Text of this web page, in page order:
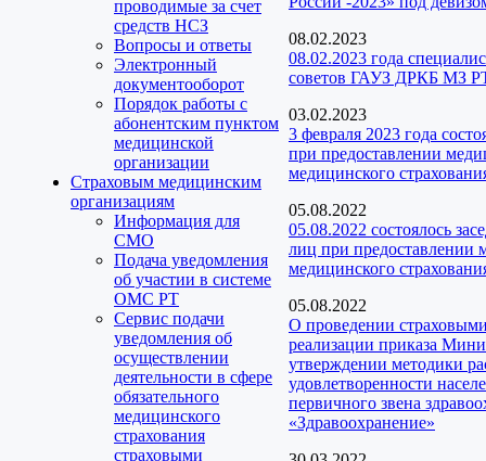
проводимые за счет
средств НСЗ
Вопросы и ответы
Электронный
документооборот
Порядок работы с
абонентским пунктом
медицинской
организации
Страховым медицинским
организациям
Информация для
СМО
Подача уведомления
об участии в системе
ОМС РТ
Сервис подачи
уведомления об
осуществлении
деятельности в сфере
обязательного
медицинского
страхования
страховыми
08.02.2023
08.02.2023 года
советов ГАУЗ ДРКБ МЗ
03.02.2023
3 февраля 2023 года
при предоставлении
медицинского
05.08.2022
05.08.2022 состоялось
лиц при предоставлении
медицинского
05.08.2022
О проведении
реализации приказа
утверждении методики
удовлетворенности
первичного звена
«Здравоохранение»